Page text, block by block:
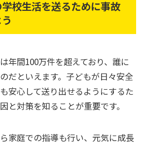
校生活を送るために事故
年間100万件を超えており、誰に
だといえます。子どもが日々安全
安心して送り出せるようにするた
と対策を知ることが重要です。
家庭での指導も行い、元気に成長